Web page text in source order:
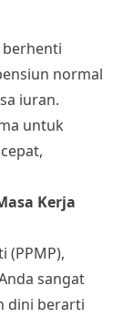
berhenti
normal
iuran.
untuk
Kerja
(PPMP),
sangat
dini berarti